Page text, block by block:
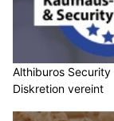
Althiburos
Diskretion vereint